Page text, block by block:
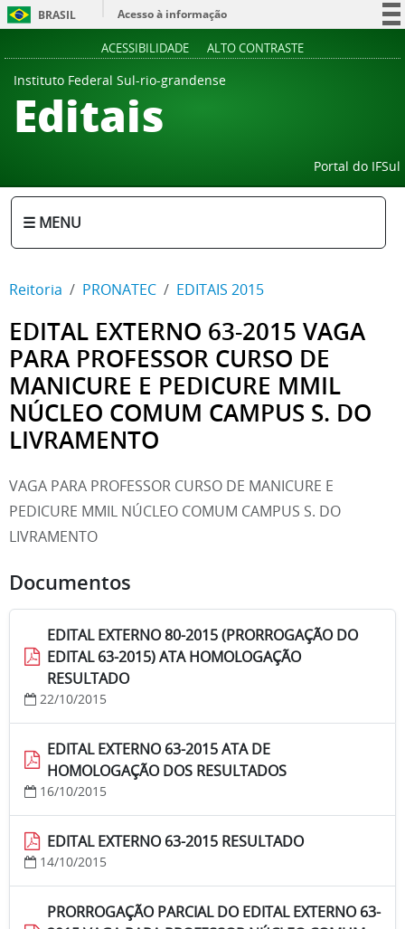
BRASIL
Acesso à informação
ACESSIBILIDADE ALTO CONTRASTE
Instituto Federal Sul-rio-grandense
Editais
Portal do IFSul
☰ MENU
Reitoria PRONATEC EDITAIS 2015
EDITAL EXTERNO 63-2015 VAGA
PARA PROFESSOR CURSO DE
MANICURE E PEDICURE MMIL
NÚCLEO COMUM CAMPUS S. DO
LIVRAMENTO
VAGA PARA PROFESSOR CURSO DE MANICURE E
PEDICURE MMIL NÚCLEO COMUM CAMPUS S. DO
LIVRAMENTO
Documentos
EDITAL EXTERNO 80-2015 (PRORROGAÇÃO DO
EDITAL 63-2015) ATA HOMOLOGAÇÃO
RESULTADO
22/10/2015
EDITAL EXTERNO 63-2015 ATA DE
HOMOLOGAÇÃO DOS RESULTADOS
16/10/2015
EDITAL EXTERNO 63-2015 RESULTADO
14/10/2015
PRORROGAÇÃO PARCIAL DO EDITAL EXTERNO 63-